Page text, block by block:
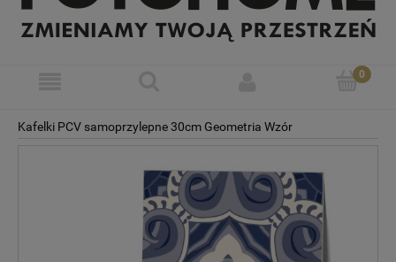
Kafelki PCV samoprzylepne 30cm Geometria Wzór